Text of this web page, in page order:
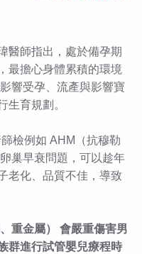
醫師指出，處於備孕期
最擔心身體累積的環境
響受孕、流產與影響寶
生育規劃。
檢例如 AHM（抗穆勒
巢早衰問題，可以趁年
老化、品質不佳，導致
重金屬） 會嚴重傷害男
群進行試管嬰兒療程時